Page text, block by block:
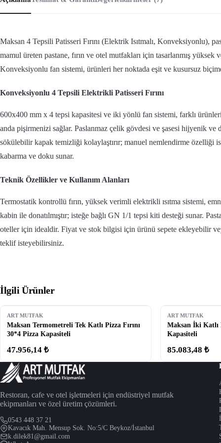
Maksan 4 Tepsili Patisseri Fırını (Elektrik Isıtmalı, Konveksiyonlu),
mamul üreten pastane, fırın ve otel mutfakları için tasarlanmış
Konveksiyonlu fan sistemi, ürünleri her noktada eşit ve kusursuz
Konveksiyonlu 4 Tepsili Elektrikli Patisseri Fırını
600x400 mm x 4 tepsi kapasitesi ve iki yönlü fan sistemi, farklı ürünleri
anda pişirmenizi sağlar. Paslanmaz çelik gövdesi ve şasesi hijyenik ve
sökülebilir kapak temizliği kolaylaştırır; manuel nemlendirme özelliği
kabarma ve doku sunar.
Teknik Özellikler ve Kullanım Alanları
Termostatik kontrollü fırın, yüksek verimli elektrikli ısıtma sistemi,
kabin ile donatılmıştır; isteğe bağlı GN 1/1 tepsi kiti desteği sunar.
oteller için idealdir. Fiyat ve stok bilgisi için ürünü sepete ekleyebilir
teklif isteyebilirsiniz.
İlgili Ürünler
ART MUTFAK
Maksan Termometreli Tek Katlı Pizza Fırını
30*4 Pizza Kapasiteli
47.956,14 ₺
ART MUTFAK
Maksan İki Katlı
Kapasiteli
85.083,48 ₺
Restoran, cafe ve otel işletmeleri için endüstriyel mutfak
ekipmanları ve özel üretim çözümleri.
0543 448 37 21
Kavacık Mah. Mensup Sok. No:5/C Beykoz/İstanbul
k.dilek81@gmail.com